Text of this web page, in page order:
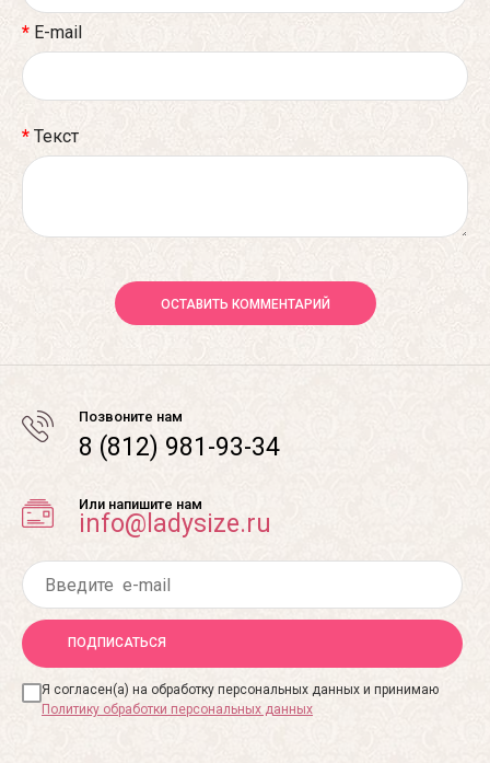
E-mail
Текст
ОСТАВИТЬ КОММЕНТАРИЙ
Позвоните нам
8 (812) 981-93-34
Или напишите нам
info@ladysize.ru
ПОДПИСАТЬСЯ
Я согласен(а) на обработку персональных данных и принимаю
Политику обработки персональных данных